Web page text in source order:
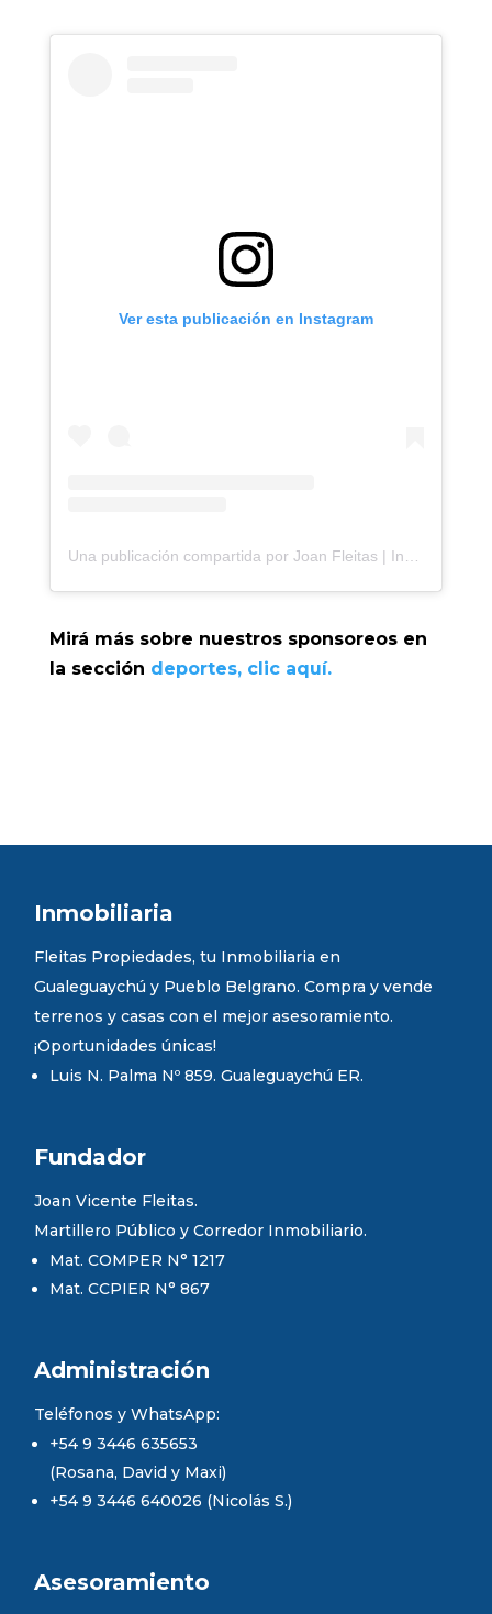
Ver esta publicación en Instagram
Mirá más sobre nuestros sponsoreos en
la sección deportes, clic aquí.
Inmobiliaria
Fleitas Propiedades, tu Inmobiliaria en
Gualeguaychú y Pueblo Belgrano. Compra y vende
terrenos y casas con el mejor asesoramiento.
¡Oportunidades únicas!
Luis N. Palma Nº 859. Gualeguaychú ER.
Fundador
Joan Vicente Fleitas.
Martillero Público y Corredor Inmobiliario.
Mat. COMPER N° 1217
Mat. CCPIER N° 867
Administración
Teléfonos y WhatsApp:
+54 9 3446 635653
(Rosana, David y Maxi)
+54 9 3446 640026 (Nicolás S.)
Asesoramiento